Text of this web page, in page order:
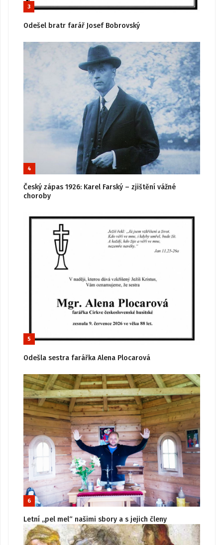
3
Odešel bratr farář Josef Bobrovský
4
Český zápas 1926: Karel Farský – zjištění vážné
choroby
5
Odešla sestra farářka Alena Plocarová
6
Letní „pel mel“ našimi sbory a s jejich členy